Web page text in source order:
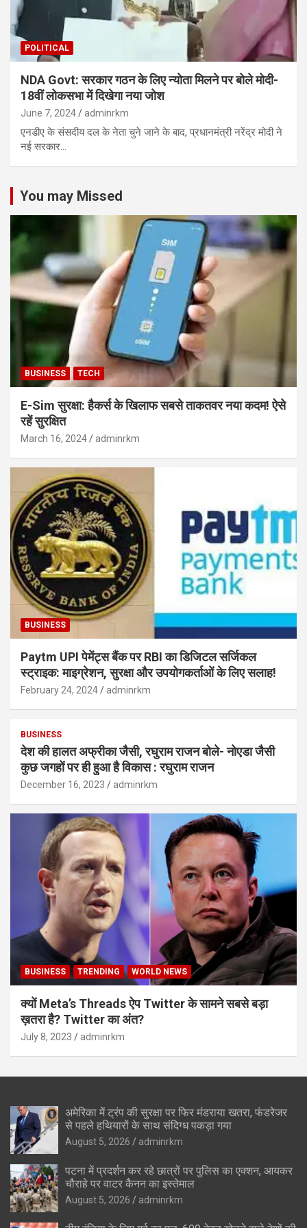
POLITICAL
NDA Govt: सरकार गठन के लिए न्योता मिलने पर बोले मोदी-
18वीं लोकसभा में दिखेगा नया जोश
June 7, 2024 adminrkm
एनडीए के संसदीय दल के नेता चुने जाने के बाद, प्रधानमंत्री नरेंद्र मोदी ने
नई सरकार…
You may Missed
BUSINESS TECH
E-Sim सुरक्षा: हैकर्स के खिलाफ सबसे ताकतवर नया कदम! ऐसे
रहें सुरक्षित
March 16, 2024 adminrkm
BUSINESS
Paytm UPI पेमेंट्स बैंक पर RBI का डिजिटल सर्जिकल
स्ट्राइक: माइग्रेशन, सुरक्षा और उपयोगकर्ताओं के लिए सलाह!
February 24, 2024 adminrkm
BUSINESS
देश की हालत अफ्रीका जैसी, रघुराम राजन बोले- नोएडा जैसी
कुछ जगहों पर ही हुआ है विकास : रघुराम राजन
December 16, 2023 adminrkm
BUSINESS TRENDING WORLD NEWS
क्यों Meta’s Threads ऐप Twitter के सामने सबसे बड़ा
ख़तरा है? Twitter का अंत?
July 8, 2023 adminrkm
अमेरिका में ट्रंप की सुरक्षा पर फिर मंडराया खतरा, फंडरेजर
से पहले हथियारों के साथ संदिग्ध पकड़ा गया
August 5, 2026 adminrkm
पटना में प्रदर्शन कर रहे छात्रों पर पुलिस का एक्शन, आयकर
चौराहे पर वाटर कैनन का इस्तेमाल
August 5, 2026 adminrkm